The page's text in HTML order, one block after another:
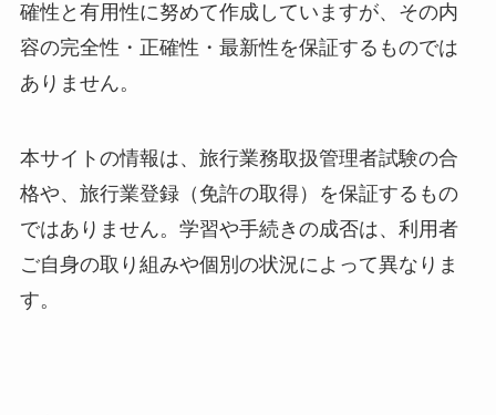
確性と有用性に努めて作成していますが、その内
容の完全性・正確性・最新性を保証するものでは
ありません。
本サイトの情報は、旅行業務取扱管理者試験の合
格や、旅行業登録（免許の取得）を保証するもの
ではありません。学習や手続きの成否は、利用者
ご自身の取り組みや個別の状況によって異なりま
す。